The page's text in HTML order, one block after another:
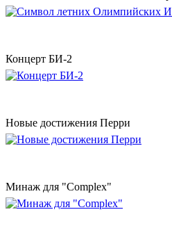
Концерт БИ-2
Новые достижения Перри
Минаж для "Complex"